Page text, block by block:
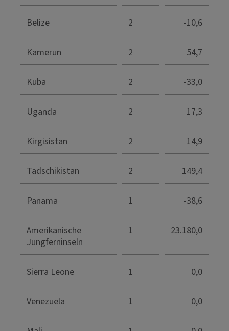
Belize 2 -10,6
Kamerun 2 54,7
Kuba 2 -33,0
Uganda 2 17,3
Kirgisistan 2 14,9
Tadschikistan 2 149,4
Panama 1 -38,6
Amerikanische
Jungferninseln
1 23.180,0
Sierra Leone 1 0,0
Venezuela 1 0,0